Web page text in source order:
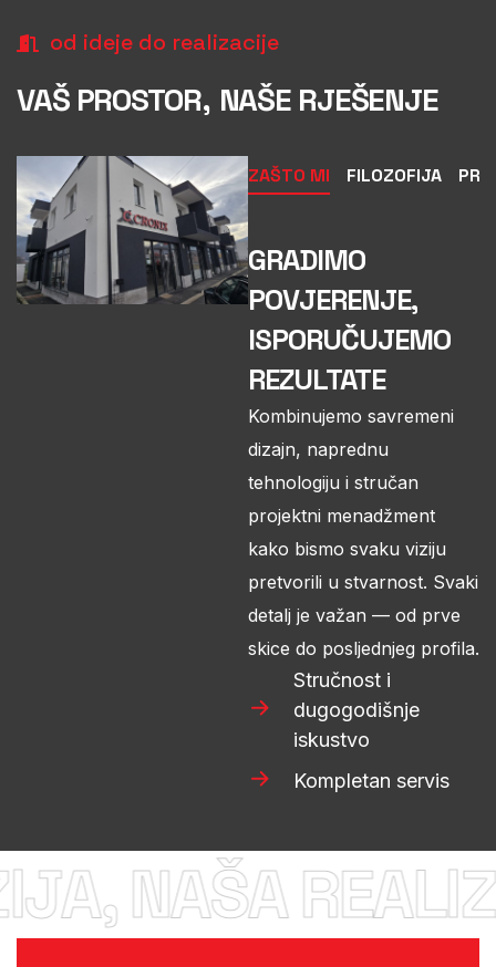
od ideje do realizacije
VAŠ PROSTOR, NAŠE RJEŠENJE
ZAŠTO MI FILOZOFIJA
GRADIMO
POVJERENJE,
ISPORUČUJEMO
REZULTATE
Kombinujemo savremeni
dizajn, naprednu
tehnologiju i stručan
projektni menadžment
kako bismo svaku viziju
pretvorili u stvarnost. Svaki
detalj je važan — od prve
skice do posljednjeg profila.
Stručnost i
dugogodišnje
iskustvo
Kompletan servis
NAŠA